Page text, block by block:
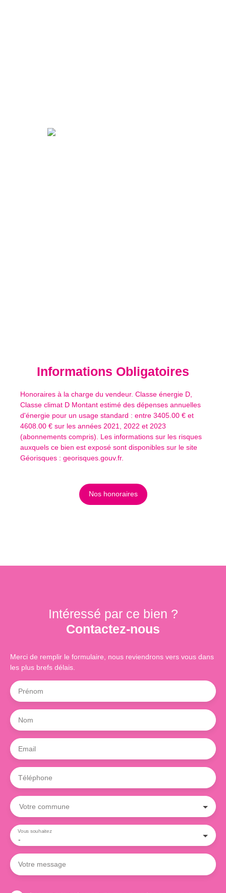
Informations Obligatoires
Honoraires à la charge du vendeur. Classe énergie D,
Classe climat D Montant estimé des dépenses annuelles
d'énergie pour un usage standard : entre 3405.00 € et
4608.00 € sur les années 2021, 2022 et 2023
(abonnements compris). Les informations sur les risques
auxquels ce bien est exposé sont disponibles sur le site
Géorisques : georisques.gouv.fr.
Nos honoraires
Intéressé par ce bien ?
Contactez-nous
Merci de remplir le formulaire, nous reviendrons vers vous dans
les plus brefs délais.
Prénom
Nom
Email
Téléphone
Votre commune
-
Vous souhaitez
Votre message